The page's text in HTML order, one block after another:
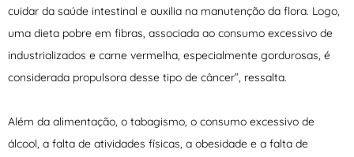
cuidar da saúde intestinal e auxilia na manutenção da flora. Logo,
uma dieta pobre em fibras, associada ao consumo excessivo de
industrializados e carne vermelha, especialmente gordurosas, é
considerada propulsora desse tipo de câncer”, ressalta.
Além da alimentação, o tabagismo, o consumo excessivo de
álcool, a falta de atividades físicas, a obesidade e a falta de